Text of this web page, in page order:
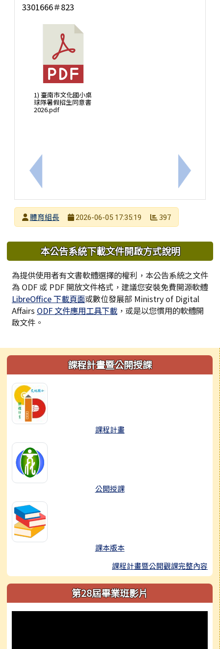
上一筆：臺南市文化國小 114 學年度健康促進我最
3301666＃823
1) 臺南市文化國小桌
球隊暑假招生同意書
2026.pdf
下一筆：
發布者
體育組長
2026-06-05 17:35:19 397
下中區域內容
本公告系統下載文件開啟方式說明
為提供使用者有文書軟體選擇的權利，本公告系統之文件
為 ODF 或 PDF 開放文件格式，建議您安裝免費開源軟體
LibreOffice 下載頁面或數位發展部 Ministry of Digital
Affairs ODF 文件應用工具下載 ，或是以您慣用的軟體開
啟文件。
左邊區域內容課程計畫暨公開授課
課程計畫
公開授課
課本版本
課程計畫暨公開觀課完整內容
第28屆畢業班影片